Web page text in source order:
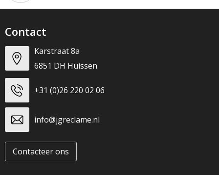
Contact
Karstraat 8a
6851 DH Huissen
+31 (0)26 220 02 06
info@jgreclame.nl
Contacteer ons